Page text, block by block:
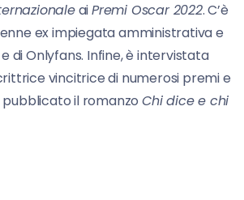
aiPremi Oscar 2022. C’è
ex impiegata amministrativa e
di Onlyfans. Infine, è intervistata
vincitrice di numerosi premi e
il romanzo Chi dice e chi